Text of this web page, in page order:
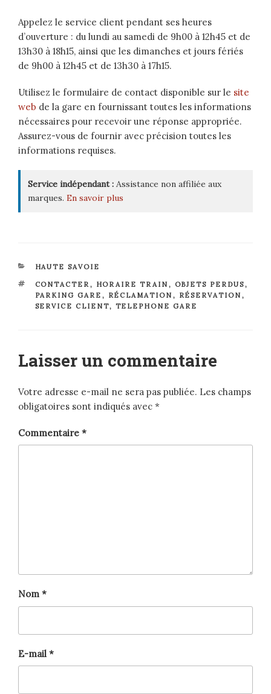
Appelez le service client pendant ses heures
d’ouverture : du lundi au samedi de 9h00 à 12h45 et de
13h30 à 18h15, ainsi que les dimanches et jours fériés
de 9h00 à 12h45 et de 13h30 à 17h15.
Utilisez le formulaire de contact disponible sur le site
web de la gare en fournissant toutes les informations
nécessaires pour recevoir une réponse appropriée.
Assurez-vous de fournir avec précision toutes les
informations requises.
Service indépendant : Assistance non affiliée aux
marques. En savoir plus
CATÉGORIES
HAUTE SAVOIE
ÉTIQUETTES
CONTACTER, HORAIRE TRAIN , OBJETS PERDUS,
PARKING GARE , RÉCLAMATION , RÉSERVATION ,
SERVICE CLIENT, TELEPHONE GARE
Laisser un commentaire
Votre adresse e-mail ne sera pas publiée. Les champs
obligatoires sont indiqués avec *
Commentaire *
Nom *
E-mail *